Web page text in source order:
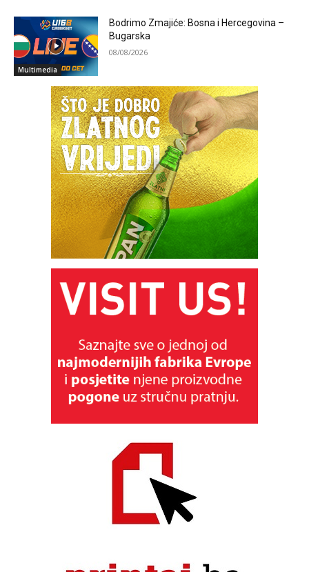
Multimedia
Bodrimo Zmajiće: Bosna i Hercegovina –
Bugarska
08/08/2026